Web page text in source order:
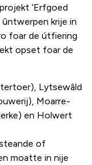
‘Erfgoed
ûntwerpen krije in
foar de útfiering
opset foar de
Lytsewâld
Moarre-
en Holwert
of
moatte in nije